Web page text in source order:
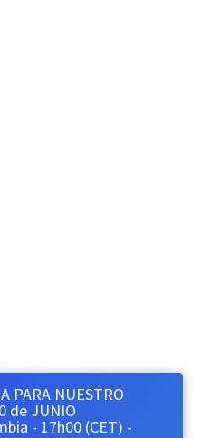
PARA NUESTRO
de JUNIO
- 17h00 (CET) -